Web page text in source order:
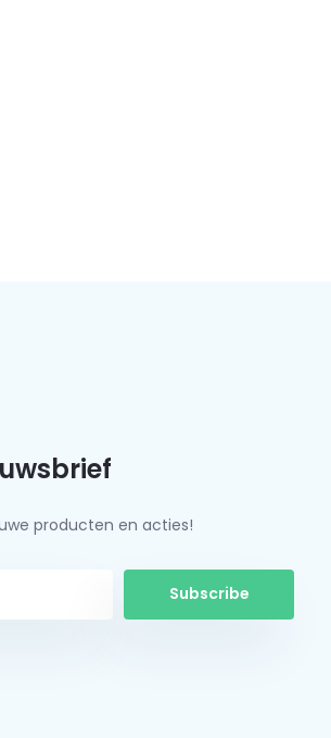
producten en acties!
Subscribe